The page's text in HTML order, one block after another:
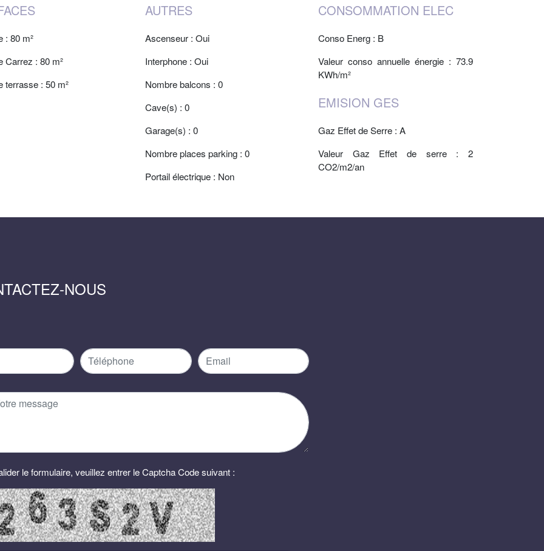
: 80 m²
Carrez : 80 m²
terrasse : 50 m²
AUTRES
Ascenseur : Oui
Interphone : Oui
Nombre balcons : 0
Cave(s) : 0
Garage(s) : 0
Nombre places parking : 0
Portail électrique : Non
CONSOMMATION ELEC
Conso Energ : B
Valeur conso annuelle énergie : 73.9
KWh/m²
EMISION GES
Gaz Effet de Serre : A
Valeur Gaz Effet de serre : 2
CO2/m2/an
NOUS
le formulaire, veuillez entrer le Captcha Code suivant :